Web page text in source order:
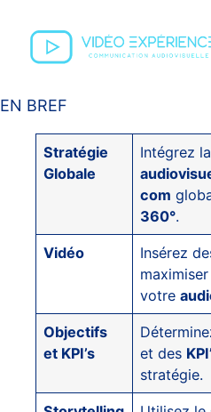
EN BREF
Stratégie
Globale
Intégrez
com
360°.
Vidéo Insérez
votre
Objectifs
et KPI’s
et des
stratégie.